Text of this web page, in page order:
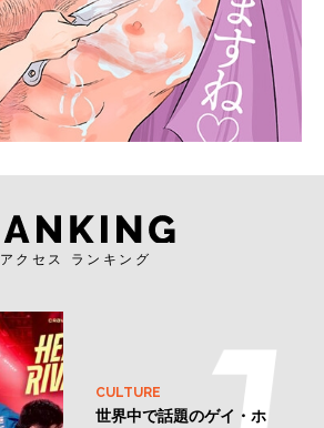
アクセス ランキング
CULTURE
世界中で話題のゲイ・ホ